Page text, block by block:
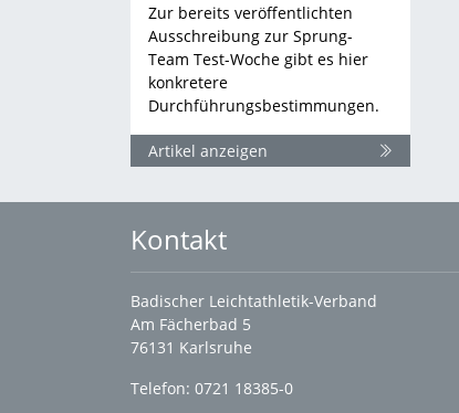
Zur bereits veröffentlichten
Ausschreibung zur Sprung-
Team Test-Woche gibt es hier
konkretere
Durchführungsbestimmungen.
Artikel anzeigen
Kontakt
Badischer Leichtathletik-Verband
Am Fächerbad 5
76131 Karlsruhe
Telefon: 0721 18385-0